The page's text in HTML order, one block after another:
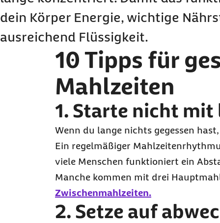
dein Körper Energie, wichtige
ausreichend Flüssigkeit.
10 Tipps für
Mahlzeiten
1. Starte nicht mit
Wenn du lange nichts gegessen
Ein regelmäßiger
viele Menschen funktioniert ein
Manche kommen mit drei
Zwischenmahlzeiten.
2. Setze auf